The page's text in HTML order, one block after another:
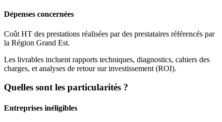
Dépenses concernées
Coût HT des prestations réalisées par des prestataires référencés par
la Région Grand Est.
Les livrables incluent rapports techniques, diagnostics, cahiers des
charges, et analyses de retour sur investissement (ROI).
Quelles sont les particularités ?
Entreprises inéligibles